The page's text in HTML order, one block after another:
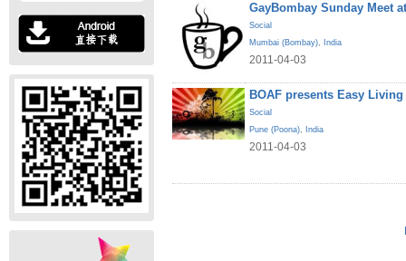
GayBombay Sunday Meet
Social
Mumbai (Bombay), India
2011-04-03
BOAF presents Easy
Social
Pune (Poona), India
2011-04-03